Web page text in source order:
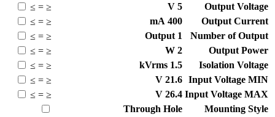
Output Voltage
5
V
≤
=
≥
Output Current
400
mA
≤
=
≥
Number of Output
1
Output
≤
=
≥
Output Power
2
W
≤
=
≥
Isolation Voltage
1.5
kVrms
≤
=
≥
Input Voltage MIN
21.6
V
≤
=
≥
Input Voltage MAX
26.4
V
≤
=
≥
Mounting Style
Through Hole